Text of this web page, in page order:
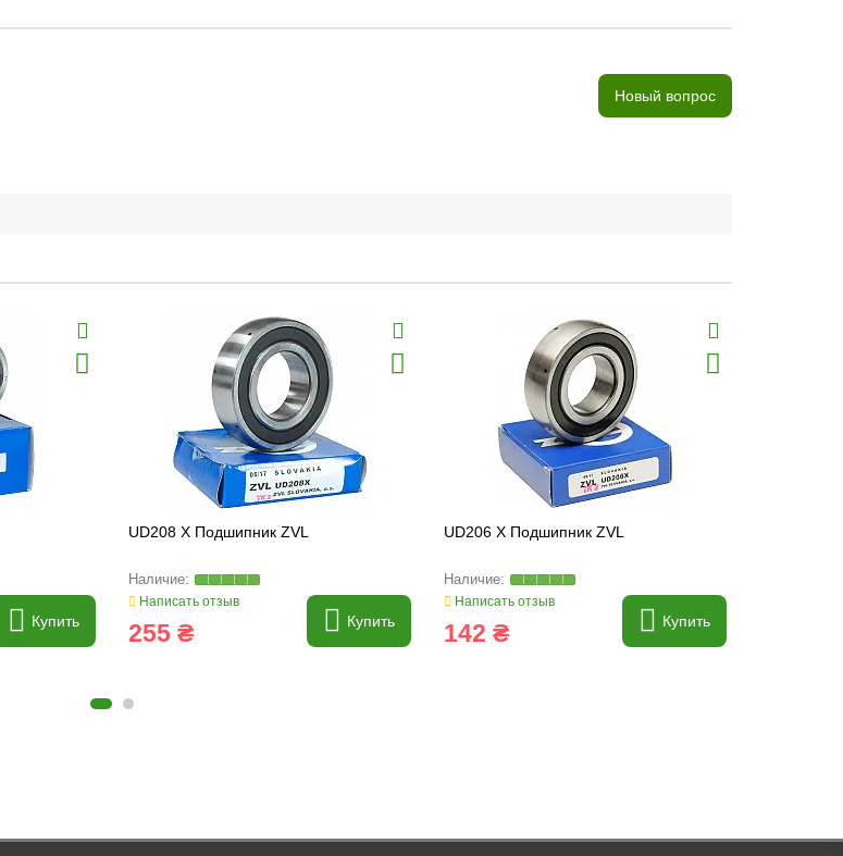
Новый вопрос
Купить
UD208 X Подшипник ZVL
Написать отзыв
255 ₴ Купить
UD206 X Подшипник ZVL
Написать отзыв
142 ₴ Купить